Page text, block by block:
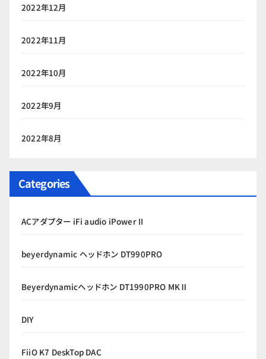
2022年12月
2022年11月
2022年10月
2022年9月
2022年8月
Categories
ACアダプター iFi audio iPower II
beyerdynamic ヘッドホン DT990PRO
Beyerdynamicヘッドホン DT1990PRO MKⅡ
DIY
FiiO K7 DeskTop DAC